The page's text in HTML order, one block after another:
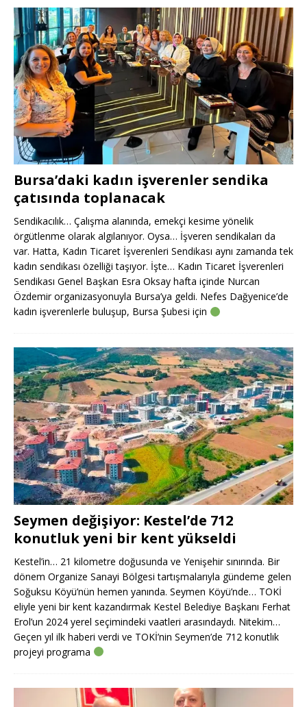
Bursa’daki kadın işverenler sendika
çatısında toplanacak
Sendikacılık… Çalışma alanında, emekçi kesime yönelik
örgütlenme olarak algılanıyor. Oysa… İşveren sendikaları da
var. Hatta, Kadın Ticaret İşverenleri Sendikası aynı zamanda tek
kadın sendikası özelliği taşıyor. İşte… Kadın Ticaret İşverenleri
Sendikası Genel Başkan Esra Oksay hafta içinde Nurcan
Özdemir organizasyonuyla Bursa’ya geldi. Nefes Dağyenice’de
kadın işverenlerle buluşup, Bursa Şubesi için
Seymen değişiyor: Kestel’de 712
konutluk yeni bir kent yükseldi
Kestel’in… 21 kilometre doğusunda ve Yenişehir sınırında. Bir
dönem Organize Sanayi Bölgesi tartışmalarıyla gündeme gelen
Soğuksu Köyü’nün hemen yanında. Seymen Köyü’nde… TOKİ
eliyle yeni bir kent kazandırmak Kestel Belediye Başkanı Ferhat
Erol’un 2024 yerel seçimindeki vaatleri arasındaydı. Nitekim…
Geçen yıl ilk haberi verdi ve TOKİ’nin Seymen’de 712 konutlık
projeyi programa